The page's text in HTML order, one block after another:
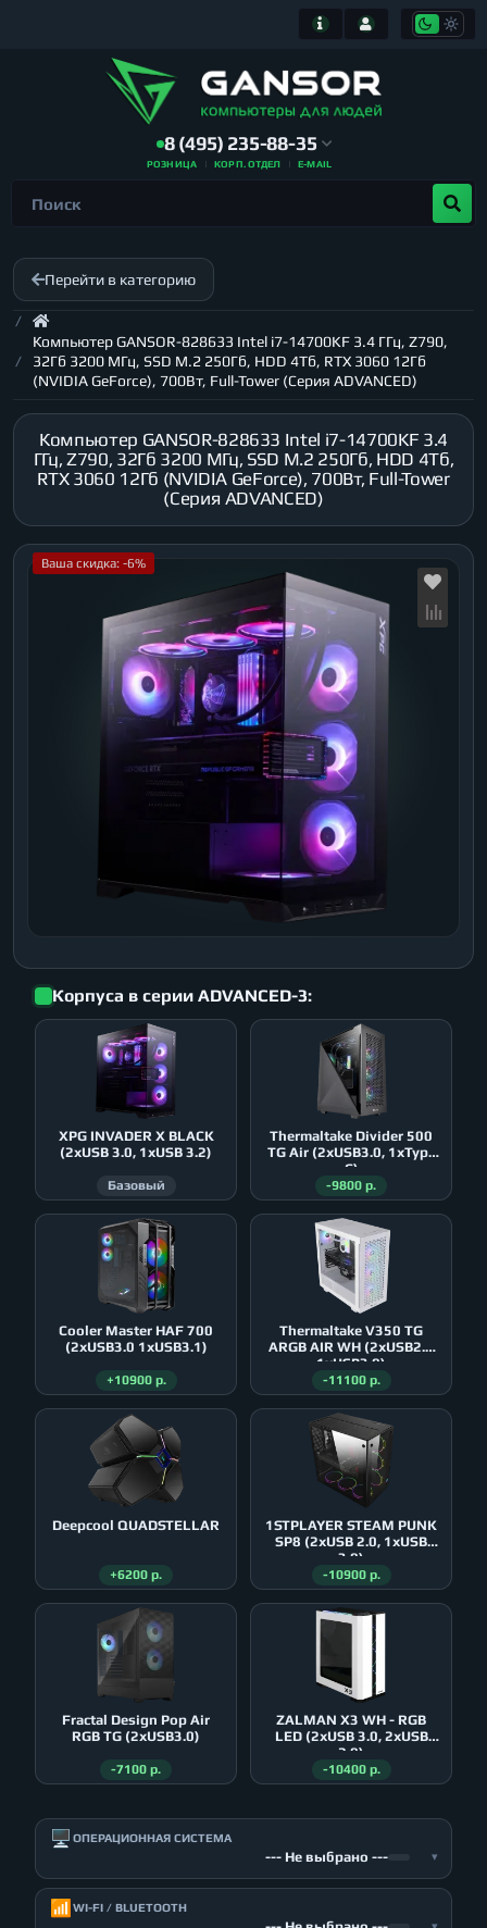
8 (495) 235-88-35
РОЗНИЦА КОРП. ОТДЕЛ E-MAIL
Перейти в категорию
Компьютер GANSOR-828633 Intel i7-14700KF 3.4 ГГц, Z790,
32Гб 3200 МГц, SSD M.2 250Гб, HDD 4Тб, RTX 3060 12Гб
(NVIDIA GeForce), 700Вт, Full-Tower (Серия ADVANCED)
Компьютер GANSOR-828633 Intel i7-14700KF 3.4
ГГц, Z790, 32Гб 3200 МГц, SSD M.2 250Гб, HDD 4Тб,
RTX 3060 12Гб (NVIDIA GeForce), 700Вт, Full-Tower
(Серия ADVANCED)
Ваша скидка: -6%
Корпуса в серии ADVANCED-3:
XPG INVADER X BLACK
(2xUSB 3.0, 1xUSB 3.2)
Базовый
Thermaltake Divider 500
TG Air (2xUSB3.0, 1xType
C)
-9800 р.
Cooler Master HAF 700
(2xUSB3.0 1xUSB3.1)
+10900 р.
Thermaltake V350 TG
ARGB AIR WH (2xUSB2.0
1xUSB3.0)
-11100 р.
Deepcool QUADSTELLAR
+6200 р.
1STPLAYER STEAM PUNK
SP8 (2xUSB 2.0, 1xUSB
3.0)
-10900 р.
Fractal Design Pop Air
RGB TG (2xUSB3.0)
-7100 р.
ZALMAN X3 WH - RGB
LED (2xUSB 3.0, 2xUSB
2.0)
-10400 р.
🖥️ ОПЕРАЦИОННАЯ СИСТЕМА
--- Не выбрано --- ▾
📶 WI-FI / BLUETOOTH